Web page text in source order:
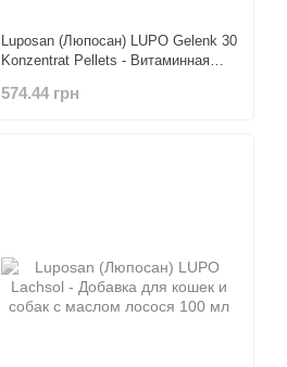
Luposan (Люпосан) LUPO Gelenk 30
Konzentrat Pellets - Витаминная
574.44 грн